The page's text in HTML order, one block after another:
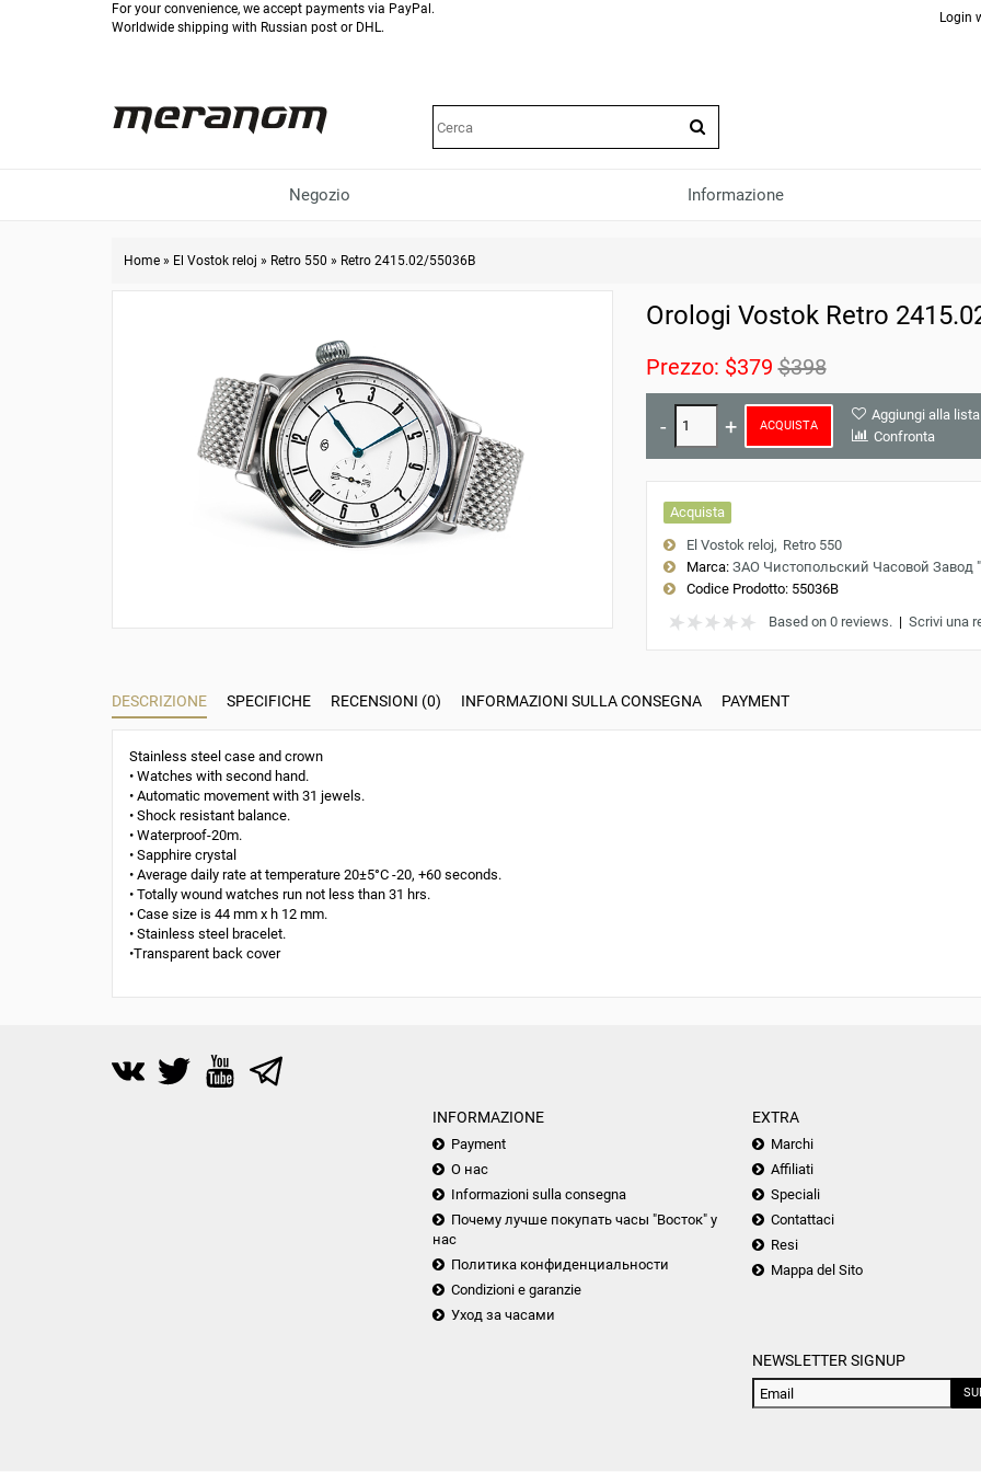
For your convenience, we accept payments via PayPal.
Worldwide shipping with Russian post or DHL.
Login
Negozio Informazione
Home » El Vostok reloj » Retro 550 » Retro 2415.02/55036B
Orologi Vostok Retro
Prezzo: $379 $398
ACQUISTA
Aggiungi alla
Confronta
Acquista
El Vostok reloj
Retro 550
Marca: ЗАО Чистопольский Часовой Завод
Codice Prodotto:55036B
Based on 0 reviews.| Scrivi una
DESCRIZIONE SPECIFICHE RECENSIONI (0) INFORMAZIONI SULLA CONSEGNA PAYMENT
Stainless steel case and crown
• Watches with second hand.
• Automatic movement with 31 jewels.
• Shock resistant balance.
• Waterproof-20m.
• Sapphire crystal
• Average daily rate at temperature 20±5°С -20, +60 seconds.
• Totally wound watches run not less than 31 hrs.
• Case size is 44 mm x h 12 mm.
• Stainless steel bracelet.
•Transparent back cover
INFORMAZIONE
Payment
О нас
Informazioni sulla consegna
Почему лучше покупать часы "Восток" у
нас
Политика конфиденциальности
Condizioni e garanzie
Уход за часами
EXTRA
Marchi
Affiliati
Speciali
Contattaci
Resi
Mappa del Sito
NEWSLETTER SIGNUP